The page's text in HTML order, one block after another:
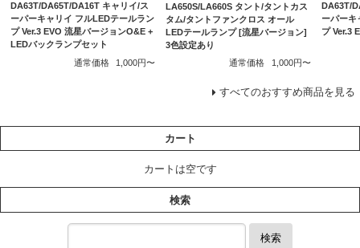
DA63T/DA65T/DA16T キャリイ/ス
ーパーキャリイ フルLEDテールラン
プ Ver.3 EVO 流星バージョンO&E +
LEDバックランプセット
通常価格
1,000円〜
LA650S/LA660S タント/タントカス
タム/タントファンクロス オール
LEDテールランプ [流星バージョン]
3色設定あり
通常価格
1,000円〜
DA63T/
ーパーキ
プ Ver.3
すべてのおすすめ商品を見る
カート
カートは空です
検索
検索